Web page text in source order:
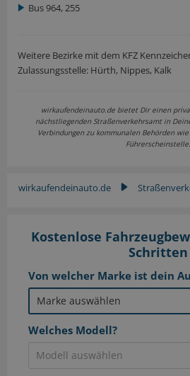
Bus 964, 255
Weitere Bezirke mit dem KFZ
Zulassungsstelle: Hürth, Nippes, Kalk
wirkaufendeinauto.de bietet Dir einen
nächstliegenden Straßenverkehrsamt in
Verbindungen zu kommunalen Behörden
Führerscheinstelle.
wirkaufendeinauto.de
Kostenlose
Schritten
Von welcher Marke ist dein
Welches Modell?